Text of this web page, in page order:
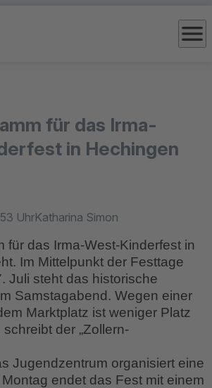
menu
für das Irma-
in Hechingen
UhrKatharina Simon
für das Irma-West-Kinderfest in
Im Mittelpunkt der Festtage
Juli steht das historische
Samstagabend. Wegen einer
Marktplatz ist weniger Platz
der „Zollern-
Jugendzentrum organisiert eine
endet das Fest mit einem